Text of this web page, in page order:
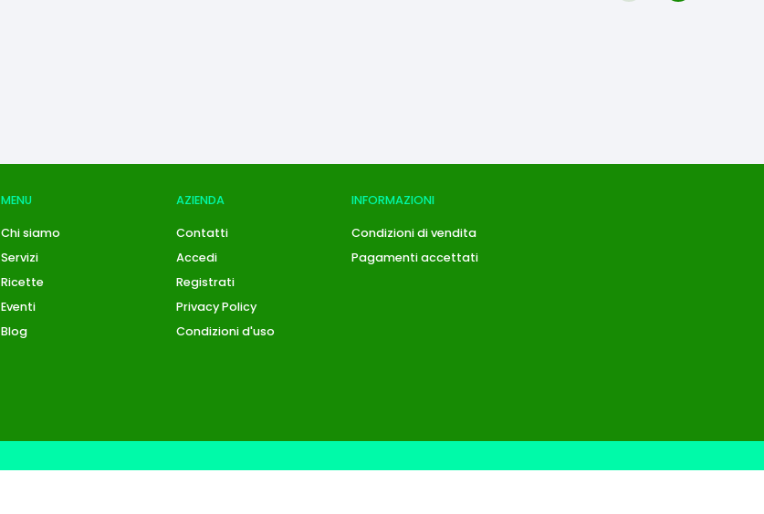
MENU
Chi siamo
Servizi
Ricette
Eventi
Blog
AZIENDA
Contatti
Accedi
Registrati
Privacy Policy
Condizioni d'uso
INFORMAZIONI
Condizioni di vendita
Pagamenti accettati